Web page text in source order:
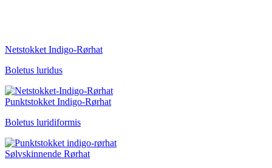
Netstokket Indigo-Rørhat
Boletus luridus
Punktstokket Indigo-Rørhat
Boletus luridiformis
Sølvskinnende Rørhat